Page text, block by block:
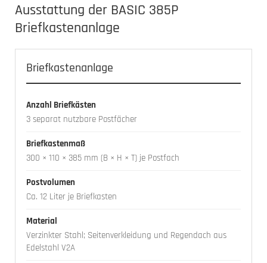
Ausstattung der BASIC 385P
Briefkastenanlage
Briefkastenanlage
Anzahl Briefkästen
3 separat nutzbare Postfächer
Briefkastenmaß
300 × 110 × 385 mm (B × H × T) je Postfach
Postvolumen
Ca. 12 Liter je Briefkasten
Material
Verzinkter Stahl; Seitenverkleidung und Regendach aus
Edelstahl V2A